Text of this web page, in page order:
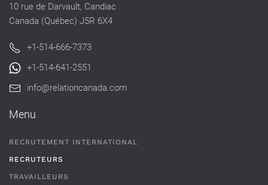
10 rue de Darvault, Candiac
Canada (Québec) J5R 6X4
+1-514-666-7373
+1-514-641-2551
info@relationcanada.com
Menu
RECRUTEMENT INTERNATIONAL
RECRUTEURS
TRAVAILLEURS